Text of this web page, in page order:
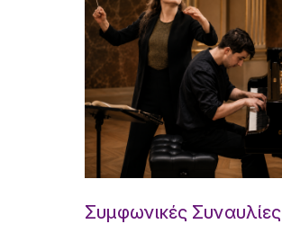
Συμφωνικές Συναυλίες